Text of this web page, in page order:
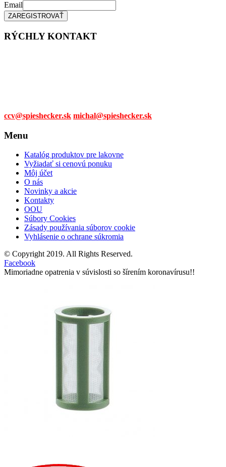
Email
RÝCHLY KONTAKT
ccv@spieshecker.sk michal@spieshecker.sk
Menu
Katalóg produktov pre lakovne
Vyžiadať si cenovú ponuku
Môj účet
O nás
Novinky a akcie
Kontakty
OOU
Súbory Cookies
Zásady používania súborov cookie
Vyhlásenie o ochrane súkromia
© Copyright 2019. All Rights Reserved.
Facebook
Mimoriadne opatrenia v súvislosti so šírením koronavírusu!!